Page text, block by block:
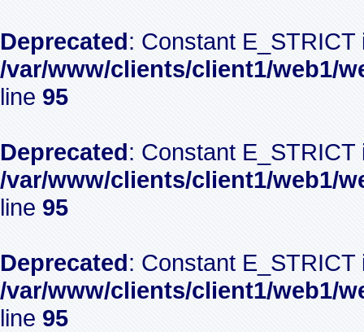
Deprecated: Constant
/var/www/clients/client1/web1/
line 95
Deprecated: Constant
/var/www/clients/client1/web1/
line 95
Deprecated: Constant
/var/www/clients/client1/web1/
line 95